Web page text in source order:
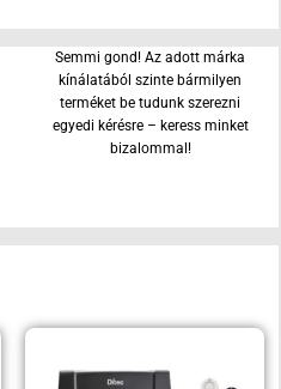
Semmi gond! Az adott márka
kínálatából szinte bármilyen
terméket be tudunk szerezni
egyedi kérésre – keress minket
bizalommal!